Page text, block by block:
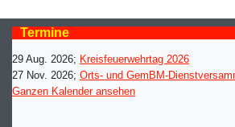
Termine
29 Aug. 2026; Kreisfeuerwehrtag 2026
27 Nov. 2026; Orts- und GemBM-
Ganzen Kalender ansehen